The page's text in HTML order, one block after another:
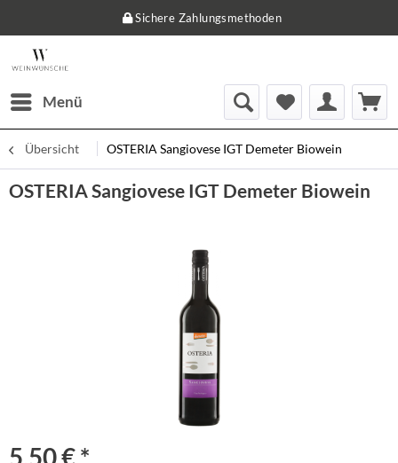
Sichere Zahlungsmethoden
Menü
Übersicht OSTERIA Sangiovese IGT Demeter Biowein
OSTERIA Sangiovese IGT Demeter Biowein
5,50 € *